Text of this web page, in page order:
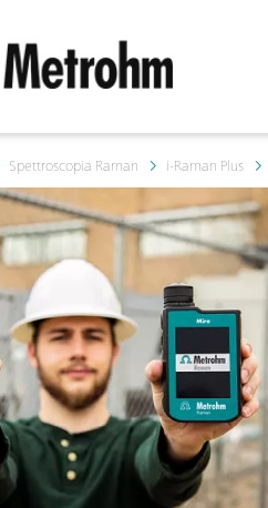
Spettroscopia Raman i-Raman Plus